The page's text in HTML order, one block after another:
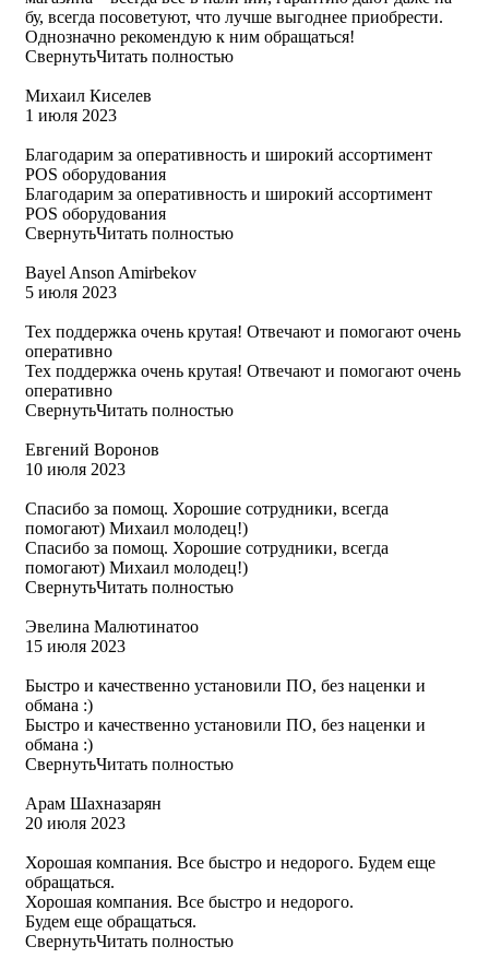
бу, всегда посоветуют, что лучше выгоднее приобрести.
Однозначно рекомендую к ним обращаться!
СвернутьЧитать полностью
Михаил Киселев
1 июля 2023
Благодарим за оперативность и широкий ассортимент
POS оборудования
Благодарим за оперативность и широкий ассортимент
POS оборудования
СвернутьЧитать полностью
Bayel Anson Amirbekov
5 июля 2023
Тех поддержка очень крутая! Отвечают и помогают очень
оперативно
Тех поддержка очень крутая! Отвечают и помогают очень
оперативно
СвернутьЧитать полностью
Евгений Воронов
10 июля 2023
Спасибо за помощ. Хорошие сотрудники, всегда
помогают) Михаил молодец!)
Спасибо за помощ. Хорошие сотрудники, всегда
помогают) Михаил молодец!)
СвернутьЧитать полностью
Эвелина Малютинатоо
15 июля 2023
Быстро и качественно установили ПО, без наценки и
обмана :)
Быстро и качественно установили ПО, без наценки и
обмана :)
СвернутьЧитать полностью
Арам Шахназарян
20 июля 2023
Хорошая компания. Все быстро и недорого. Будем еще
обращаться.
Хорошая компания. Все быстро и недорого.
Будем еще обращаться.
СвернутьЧитать полностью